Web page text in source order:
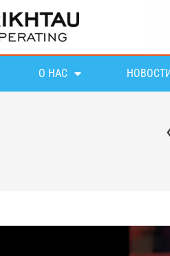
О НАС